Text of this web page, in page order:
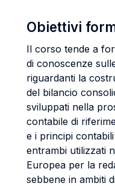
Obiettivi
Il corso tende a
di conoscenze
riguardanti la
del bilancio
sviluppati nella
contabile di
e i principi
entrambi utilizzati
Europea per la
sebbene in ambiti